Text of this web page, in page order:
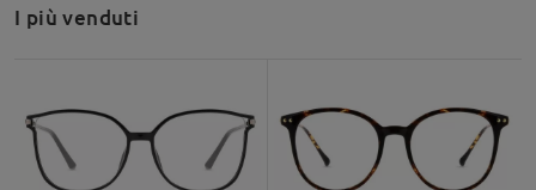
I più venduti